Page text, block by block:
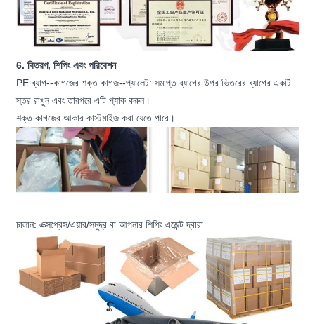
6. বিতরণ, শিপিং এবং পরিবেশন
PE ব্যাগ--কাগজের শক্ত কাগজ--প্যালেট: সমাপ্ত ব্যাগের উপর ভিতরের ব্যাগের একটি
স্তর রাখুন এবং তারপরে এটি প্যাক করুন।
শক্ত কাগজের আকার কাস্টমাইজ করা যেতে পারে।
চালান: এক্সপ্রেস/এয়ার/সমুদ্র বা আপনার শিপিং এজেন্ট দ্বারা